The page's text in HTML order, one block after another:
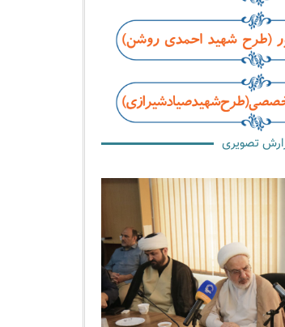
تصویری